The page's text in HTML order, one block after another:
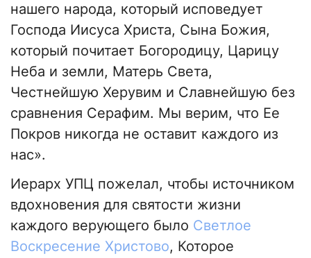
нашего народа, который исповедует
Господа Иисуса Христа, Сына Божия,
который почитает Богородицу, Царицу
Неба и земли, Матерь Света,
Честнейшую Херувим и Славнейшую без
сравнения Серафим. Мы верим, что Ее
Покров никогда не оставит каждого из
нас».
Иерарх УПЦ пожелал, чтобы источником
вдохновения для святости жизни
каждого верующего было Светлое
Воскресение Христово, Которое